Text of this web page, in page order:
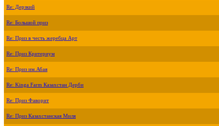
Re: Дерзкий
Re: Большой приз
Re: Приз в честь жеребца Арт
Re: Приз Критериум
Re: Приз им.Абая
Re: Kinga Farm Казахстан Дерби
Re: Приз Фаворит
Re: Приз Казахстанская Миля